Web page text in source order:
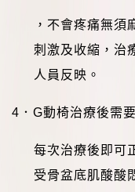
，不會疼痛無須
刺激及收縮，治
人員反映。
4 ． G動椅治療後需
每次治療後即可
受骨盆底肌酸酸